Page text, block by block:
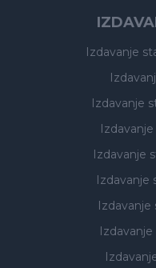
Izdavanje
Izdavanje
Izdavanje
Izdavanje
Izdavanje